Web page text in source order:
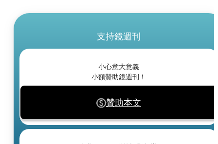
支持鏡週刊
小心意大意義
小額贊助鏡週刊！
贊助本文